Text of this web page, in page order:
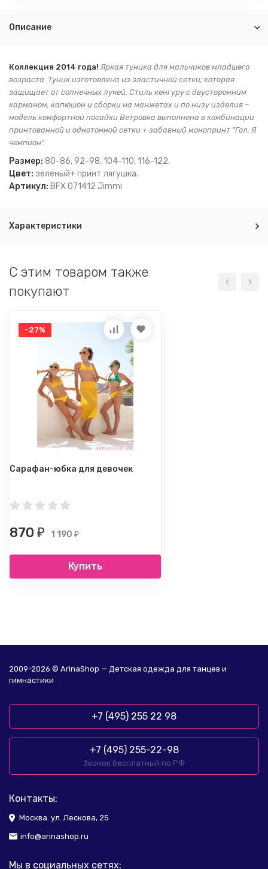
Описание
Коллекция 2014 года! Яркая туника для мальчиков младшего
возраста. Туник изготовлена из эластичной сетки, которая
защищает от солнечных лучей. Стиль кенгуру с двусторонним
карманом, капюшон и сборки на манжетах и по низу изделия –
модель комфортной посадки Ветровка выполнена в комбинации
принтованной и однотонной сетки + забавный монопринт "Гол, Я
чемпион".
Размер: 80-86, 92-98, 104-110, 116-122.
Цвет: зеленый+ принт лягушка.
Артикул: BFX 071412 Jimmi
Характеристики
C этим товаром также
покупают
-27%
Сарафан-юбка для девочек
870 ₽ 1 190 ₽
Купить
2009-2026 © ArinaShop — Детская одежда для танцев и
гимнастики
+7 (495) 255 22 98
+7 (495) 255-22-98
Звонок бесплатный по РФ
Контакты:
Москва. ул. Лескова, 25
info@arinashop.ru
Мы в социальных сетях: